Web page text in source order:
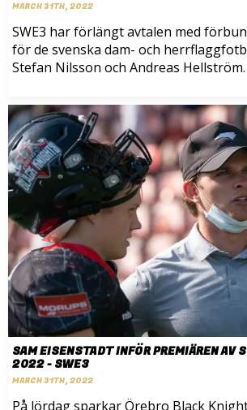
MARCH 31TH, 2022
SWE3 har förlängt avtalen med
för de svenska dam- och
Stefan Nilsson och Andreas Hellström.
SAM EISENSTADT INFÖR PREMIÄREN AV
2022 - SWE3
MARCH 31TH, 2022
På lördag sparkar Örebro Black